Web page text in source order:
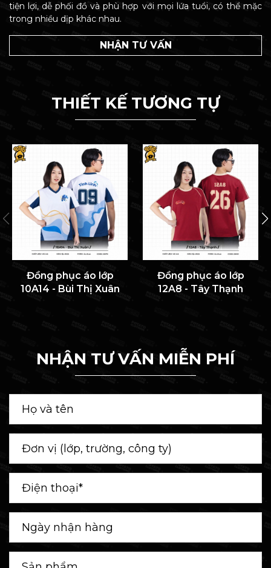
tiện lợi, dễ phối đồ và phù hợp với mọi lứa tuổi, có thể mặc
trong nhiều dịp khác nhau.
NHẬN TƯ VẤN
THIẾT KẾ TƯƠNG TỰ
Đồng phục áo lớp
10A14 - Bùi Thị Xuân
Đồng phục áo lớp
12A8 - Tây Thạnh
NHẬN TƯ VẤN MIỄN PHÍ